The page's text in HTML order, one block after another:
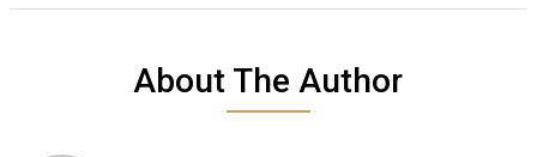
About The Author